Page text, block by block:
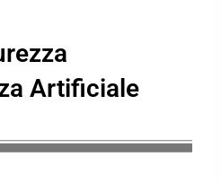
Artificiale